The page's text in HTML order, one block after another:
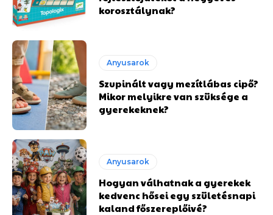
korosztálynak?
Anyusarok
Szupinált vagy mezítlábas cipő?
Mikor melyikre van szüksége a
gyerekeknek?
Anyusarok
Hogyan válhatnak a gyerekek
kedvenc hősei egy születésnapi
kaland főszereplőivé?